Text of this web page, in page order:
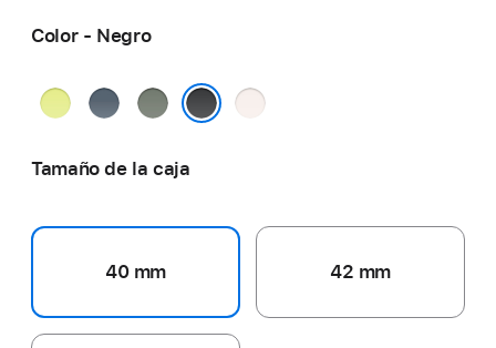
Color - Negro
AmarilloAzul
Gris
verdoso
Rosa
Tamaño de la caja
40 mm 42 mm